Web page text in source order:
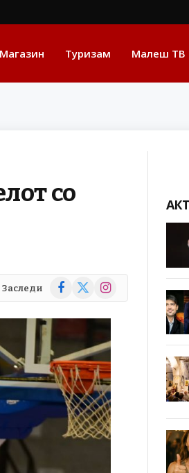
Магазин Туризам Малеш ТВ
со
Заследи Facebook
X
Instagram